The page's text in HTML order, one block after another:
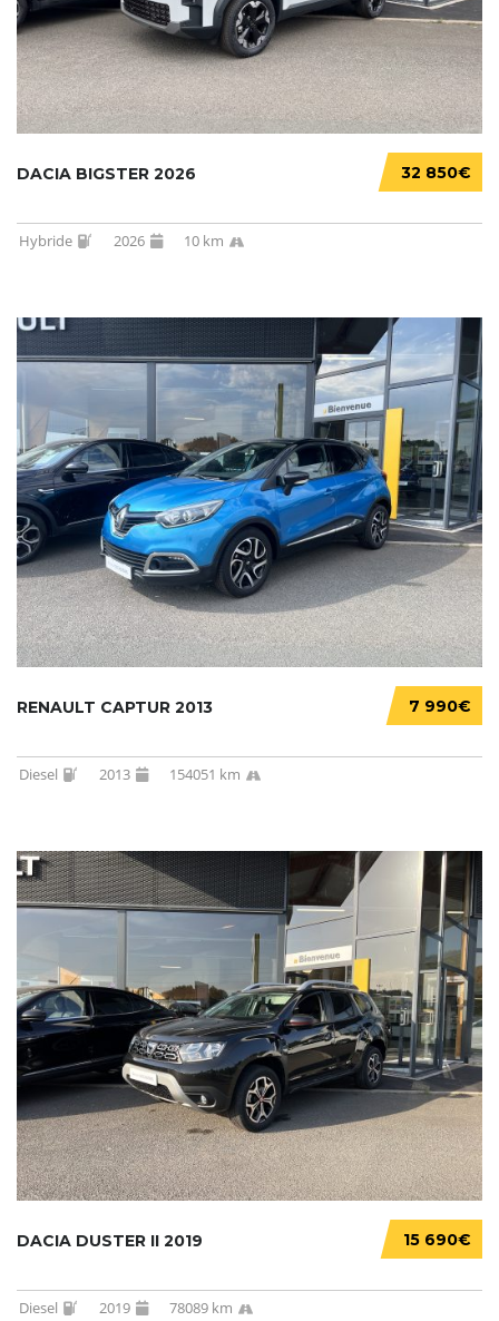
32 850€
DACIA BIGSTER 2026
Hybride 2026 10 km
7 990€
RENAULT CAPTUR 2013
Diesel 2013 154051 km
15 690€
DACIA DUSTER II 2019
Diesel 2019 78089 km